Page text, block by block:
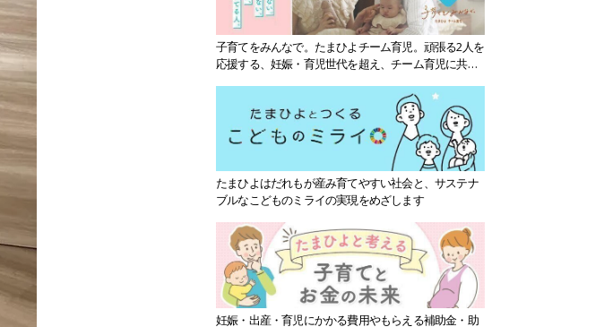
子育てをみんなで。たまひよチーム育児。頑張る2人を
応援する、妊娠・育児世代を超え、チーム育児に共感
たまひよはだれもが産み育てやすい社会と、サステナ
ブルなこどものミライの実現をめざします
妊娠・出産・育児にかかる費用やもらえる補助金・助